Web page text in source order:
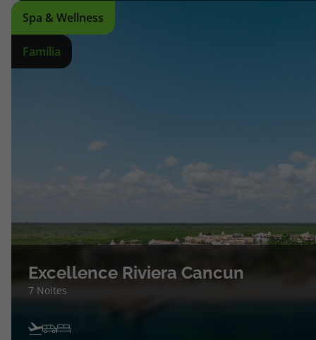
Spa & Wellness
Família
Excellence Riviera Cancun
7 Noites